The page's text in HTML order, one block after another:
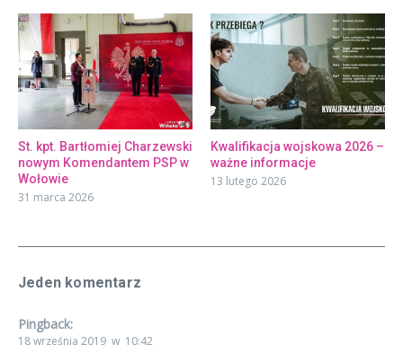
St. kpt. Bartłomiej Charzewski
nowym Komendantem PSP w
Wołowie
31 marca 2026
Kwalifikacja wojskowa 2026 –
ważne informacje
13 lutego 2026
Jeden komentarz
Pingback:
18 września 2019 w 10:42